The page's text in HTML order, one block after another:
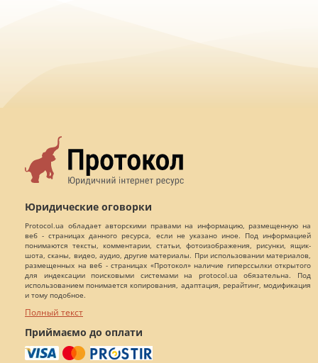
Юридические оговорки
Protocol.ua обладает авторскими правами на информацию, размещенную на
веб - страницах данного ресурса, если не указано иное. Под информацией
понимаются тексты, комментарии, статьи, фотоизображения, рисунки, ящик-
шота, сканы, видео, аудио, другие материалы. При использовании материалов,
размещенных на веб - страницах «Протокол» наличие гиперссылки открытого
для индексации поисковыми системами на protocol.ua обязательна. Под
использованием понимается копирования, адаптация, рерайтинг, модификация
и тому подобное.
Полный текст
Приймаємо до оплати